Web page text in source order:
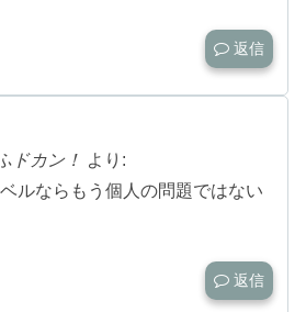
返信
ドカン！ より:
ルならもう個人の問題ではない
返信